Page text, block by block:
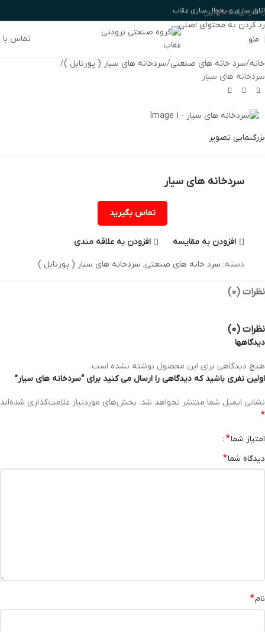
رد کردن به ناوبری
رد کردن به محتوای اصلی
اتاق سازی و یخچال سازی عقاب
منو تماس با
خانه سرد خانه های صنعتی سردخانه های سیار ( پورتابل )
سردخانه های سیار
بزرگنمایی تصویر
سردخانه های سیار
تماس بگیرید
افزودن به مقایسه افزودن به علاقه مندی
دسته: سرد خانه های صنعتی, سردخانه های سیار ( پورتابل )
نظرات (0)
نظرات (0)
دیدگاهها
هیچ دیدگاهی برای این محصول نوشته نشده است.
اولین نفری باشید که دیدگاهی را ارسال می کنید برای “سردخانه های سیار”
نشانی ایمیل شما منتشر نخواهد شد. بخش‌های موردنیاز علامت‌گذاری شده‌اند
*
امتیاز شما*
دیدگاه شما*
نام*